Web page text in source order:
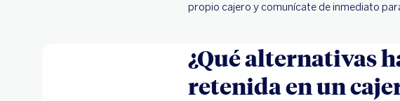
propio cajero y comunícate de inmediato
¿Qué alternativas
retenida en un